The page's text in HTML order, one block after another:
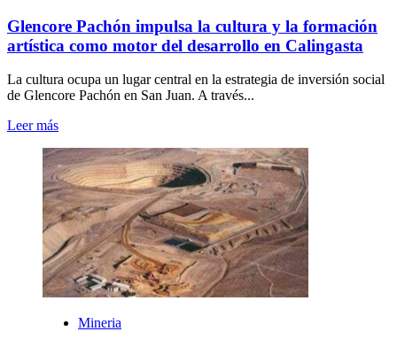
Glencore Pachón impulsa la cultura y la formación
artística como motor del desarrollo en Calingasta
La cultura ocupa un lugar central en la estrategia de inversión social
de Glencore Pachón en San Juan. A través...
Leer más
Mineria